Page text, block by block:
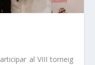
al VIII torneig